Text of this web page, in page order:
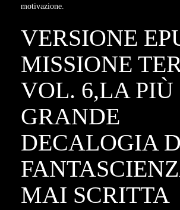
motivazione.
VERSIONE
MISSIONE
VOL. 6,LA PIÙ
GRANDE
DECALOGIA
MAI SCRITTA